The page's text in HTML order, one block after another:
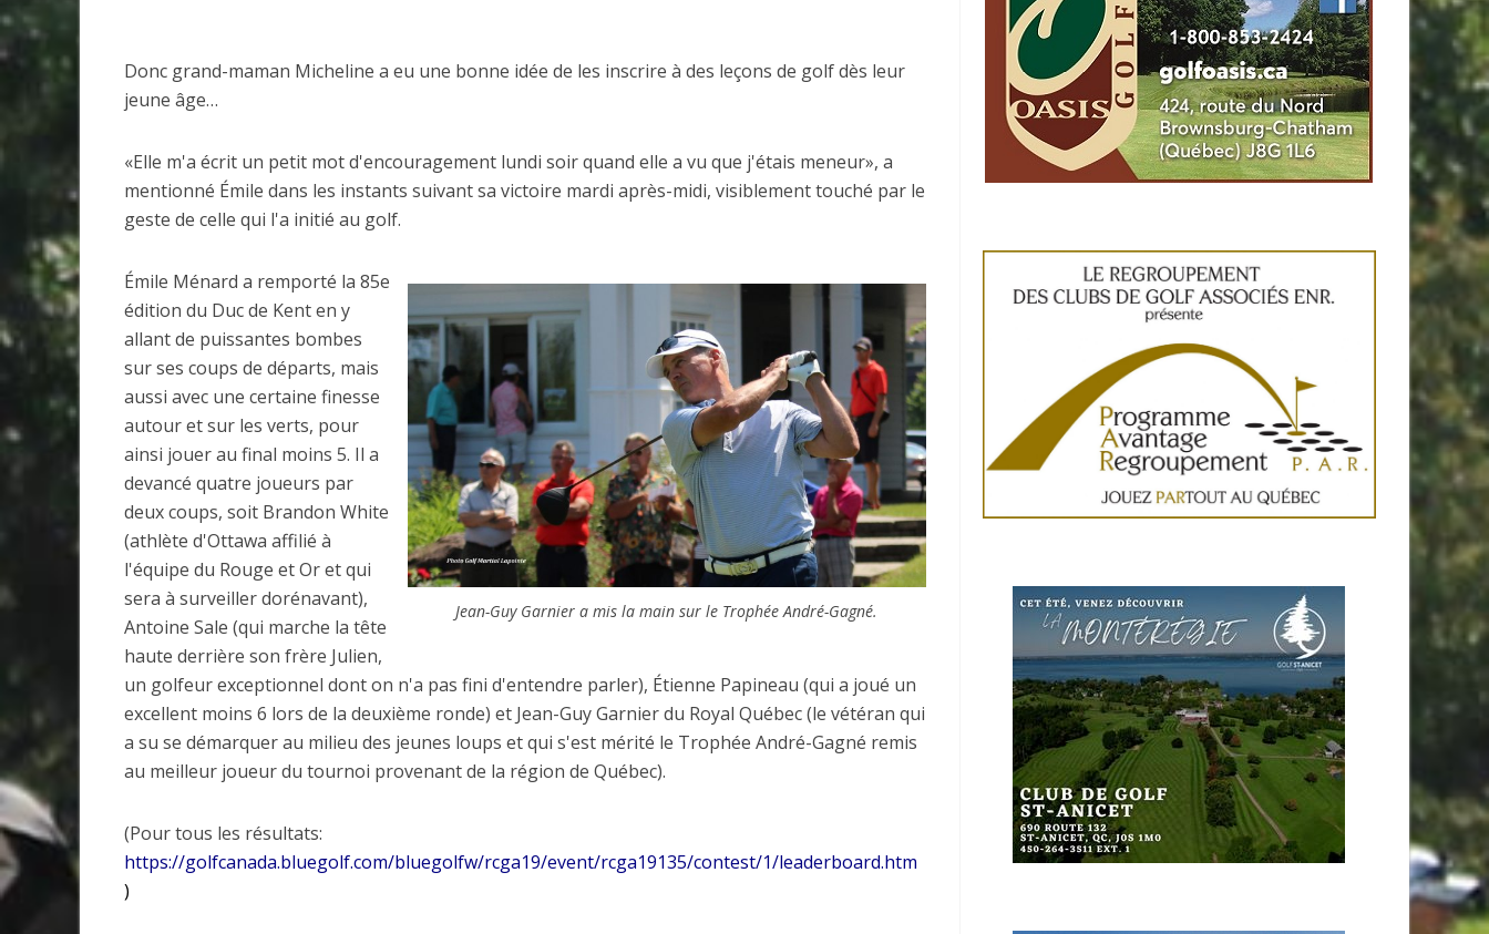
Donc grand-maman Micheline a eu une bonne idée de les inscrire à des leçons de golf dès leur
jeune âge…
«Elle m'a écrit un petit mot d'encouragement lundi soir quand elle a vu que j'étais meneur», a
mentionné Émile dans les instants suivant sa victoire mardi après-midi, visiblement touché par le
geste de celle qui l'a initié au golf.
Jean-Guy Garnier a mis la main sur le Trophée André-Gagné.
Émile Ménard a remporté la 85e
édition du Duc de Kent en y
allant de puissantes bombes
sur ses coups de départs, mais
aussi avec une certaine finesse
autour et sur les verts, pour
ainsi jouer au final moins 5. Il a
devancé quatre joueurs par
deux coups, soit Brandon White
(athlète d'Ottawa affilié à
l'équipe du Rouge et Or et qui
sera à surveiller dorénavant),
Antoine Sale (qui marche la tête
haute derrière son frère Julien,
un golfeur exceptionnel dont on n'a pas fini d'entendre parler), Étienne Papineau (qui a joué un
excellent moins 6 lors de la deuxième ronde) et Jean-Guy Garnier du Royal Québec (le vétéran qui
a su se démarquer au milieu des jeunes loups et qui s'est mérité le Trophée André-Gagné remis
au meilleur joueur du tournoi provenant de la région de Québec).
(Pour tous les résultats:
https://golfcanada.bluegolf.com/bluegolfw/rcga19/event/rcga19135/contest/1/leaderboard.htm
)